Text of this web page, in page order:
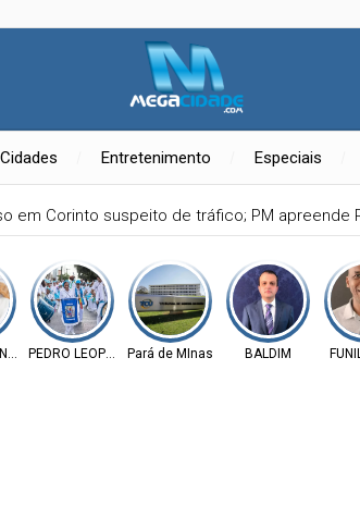
Cidades Entretenimento Especiais
em Corinto suspeito de tráfico; PM
PEDRO LEOPOLDOPará de MInas BALDIM